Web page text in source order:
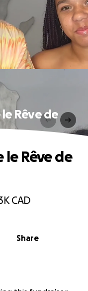
Rêve de
CAD
Share
le Rêve de